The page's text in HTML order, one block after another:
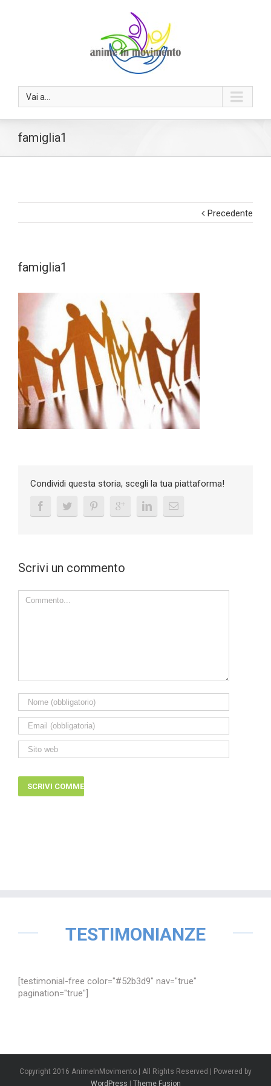
Vai a...
famiglia1
Precedente
famiglia1
Condividi questa storia, scegli la tua piattaforma!
Scrivi un commento
TESTIMONIANZE
[testimonial-free color="#52b3d9" nav="true"
pagination="true"]
Copyright 2016 AnimeInMovimento | All Rights Reserved | Powered by
WordPress
Theme Fusion